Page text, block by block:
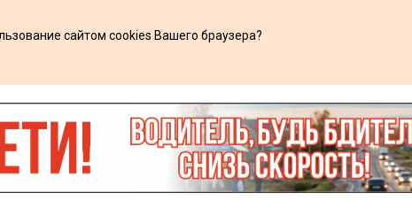
сайтом cookies Вашего браузера?